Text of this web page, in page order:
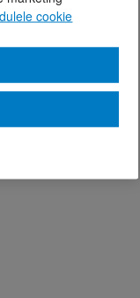
cookie